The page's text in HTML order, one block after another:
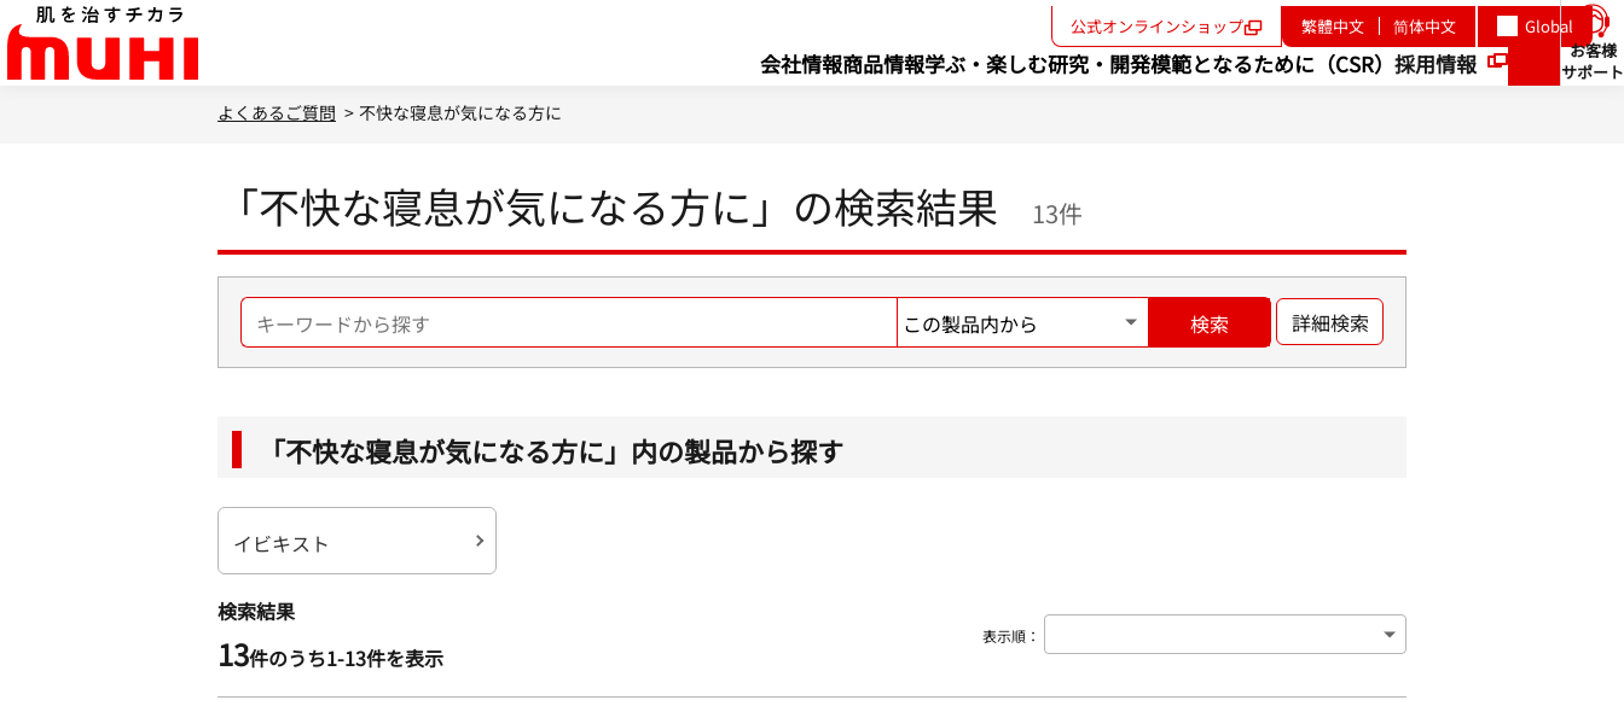
会社情報商品情報学ぶ・楽しむ研究・開発模範となるために（CSR） 採用情報
開
公式オンラインショップ 繁體中文 简体中文 Global
規
ウ
お客様
サポート
よくあるご質問 > 不快な寝息が気になる方に
「不快な寝息が気になる方に」の検索結果 13件
検索 詳細検索
「不快な寝息が気になる方に」内の製品から探す
イビキスト
検索結果
13件のうち1-13件を表示
表示順 ：